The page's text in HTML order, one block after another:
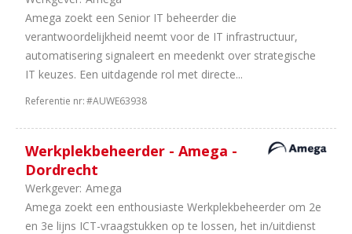
Amega zoekt een Senior IT beheerder die
verantwoordelijkheid neemt voor de IT infrastructuur,
automatisering signaleert en meedenkt over strategische
IT keuzes. Een uitdagende rol met directe...
Referentie nr:#AUWE63938
Werkplekbeheerder - Amega -
Dordrecht
Werkgever: Amega
Amega zoekt een enthousiaste Werkplekbeheerder om 2e
en 3e lijns ICT-vraagstukken op te lossen, het in/uitdienst